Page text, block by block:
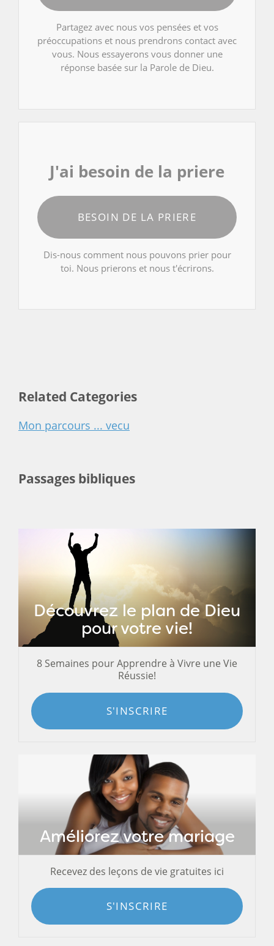
Partagez avec nous vos pensées et vos
préoccupations et nous prendrons contact avec
vous. Nous essayerons vous donner une
réponse basée sur la Parole de Dieu.
J'ai besoin de la priere
BESOIN DE LA PRIERE
Dis-nous comment nous pouvons prier pour
toi. Nous prierons et nous t'écrirons.
Related Categories
Mon parcours ... vecu
Passages bibliques
Découvrez le plan de Dieu
pour votre vie!
8 Semaines pour Apprendre à Vivre une Vie
Réussie!
S'INSCRIRE
Améliorez votre mariage
Recevez des leçons de vie gratuites ici
S'INSCRIRE